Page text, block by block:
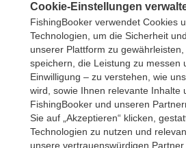
Cookie-Einstellungen
FishingBooker verwendet Cookies
Technologien, um die Sicherheit
unserer Plattform zu
speichern, die Leistung zu messen
Einwilligung – zu verstehen, wie
wird, sowie Ihnen relevante Inhalte
FishingBooker und unseren
Sie auf „Akzeptieren“ klicken,
Technologien zu nutzen und
unsere vertrauenswürdigen